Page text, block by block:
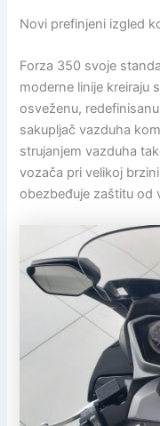
Novi prefinjeni izgled
Forza 350 svoje
moderne linije kreiraju
osveženu,
sakupljač vazduha
strujanjem vazduha
vozača pri velikoj
obezbeđuje zaštitu od